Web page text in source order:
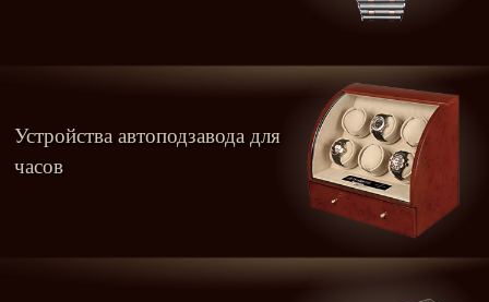
Устройства автоподзавода для
часов